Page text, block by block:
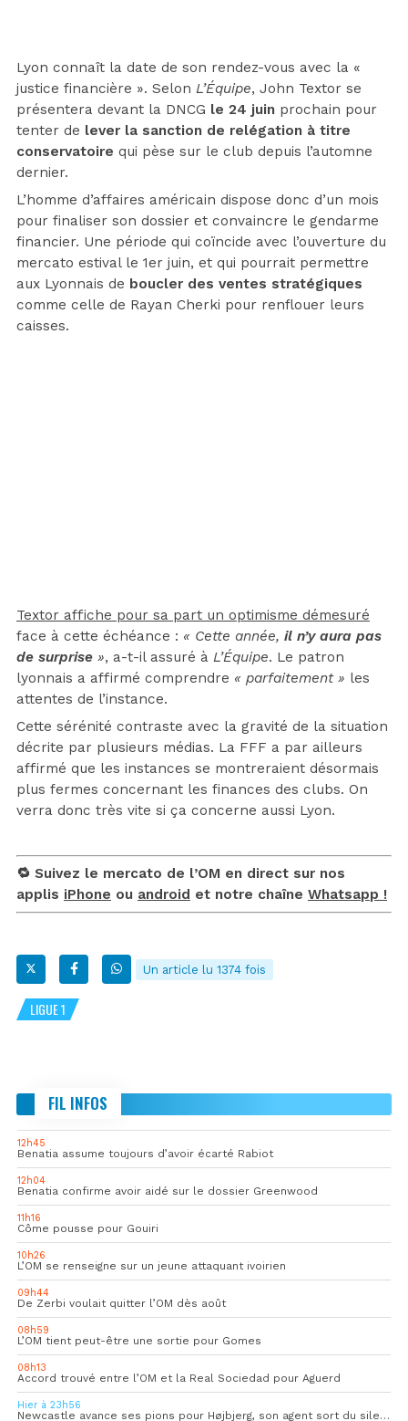
Lyon connaît la date de son rendez-vous avec la «
justice financière ». Selon L’Équipe, John Textor se
présentera devant la DNCG le 24 juin prochain pour
tenter de lever la sanction de relégation à titre
conservatoire qui pèse sur le club depuis l’automne
dernier.
L’homme d’affaires américain dispose donc d’un mois
pour finaliser son dossier et convaincre le gendarme
financier. Une période qui coïncide avec l’ouverture du
mercato estival le 1er juin, et qui pourrait permettre
aux Lyonnais de boucler des ventes stratégiques
comme celle de Rayan Cherki pour renflouer leurs
caisses.
Textor affiche pour sa part un optimisme démesuré
face à cette échéance : « Cette année, il n’y aura pas
de surprise », a-t-il assuré à L’Équipe. Le patron
lyonnais a affirmé comprendre « parfaitement » les
attentes de l’instance.
Cette sérénité contraste avec la gravité de la situation
décrite par plusieurs médias. La FFF a par ailleurs
affirmé que les instances se montreraient désormais
plus fermes concernant les finances des clubs. On
verra donc très vite si ça concerne aussi Lyon.
🔁 Suivez le mercato de l’OM en direct sur nos
applis iPhone ou android et notre chaîne Whatsapp !
Un article lu 1374 fois
LIGUE 1
FIL INFOS
12h45
Benatia assume toujours d’avoir écarté Rabiot
12h04
Benatia confirme avoir aidé sur le dossier Greenwood
11h16
Côme pousse pour Gouiri
10h26
L’OM se renseigne sur un jeune attaquant ivoirien
09h44
De Zerbi voulait quitter l’OM dès août
08h59
L’OM tient peut-être une sortie pour Gomes
08h13
Accord trouvé entre l’OM et la Real Sociedad pour Aguerd
Hier à 23h56
Newcastle avance ses pions pour Højbjerg, son agent sort du silence